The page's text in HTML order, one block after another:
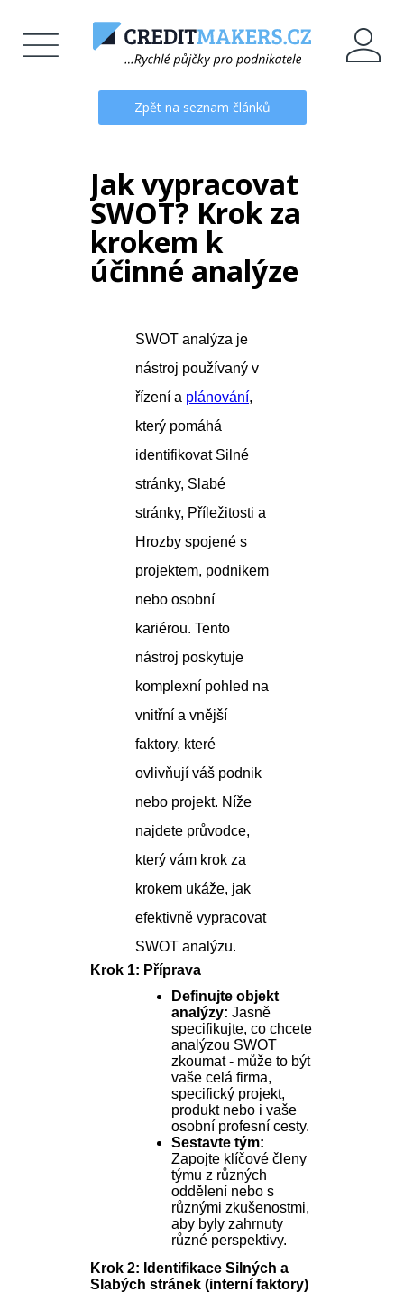
Zpět na seznam článků
Jak vypracovat
SWOT? Krok za
krokem k
účinné analýze
SWOT analýza je
nástroj používaný v
řízení a plánování,
který pomáhá
identifikovat Silné
stránky, Slabé
stránky, Příležitosti a
Hrozby spojené s
projektem, podnikem
nebo osobní
kariérou. Tento
nástroj poskytuje
komplexní pohled na
vnitřní a vnější
faktory, které
ovlivňují váš podnik
nebo projekt. Níže
najdete průvodce,
který vám krok za
krokem ukáže, jak
efektivně vypracovat
SWOT analýzu.
Krok 1: Příprava
Definujte objekt
analýzy: Jasně
specifikujte, co chcete
analýzou SWOT
zkoumat - může to být
vaše celá firma,
specifický projekt,
produkt nebo i vaše
osobní profesní cesty.
Sestavte tým:
Zapojte klíčové členy
týmu z různých
oddělení nebo s
různými zkušenostmi,
aby byly zahrnuty
různé perspektivy.
Krok 2: Identifikace Silných a
Slabých stránek (interní faktory)